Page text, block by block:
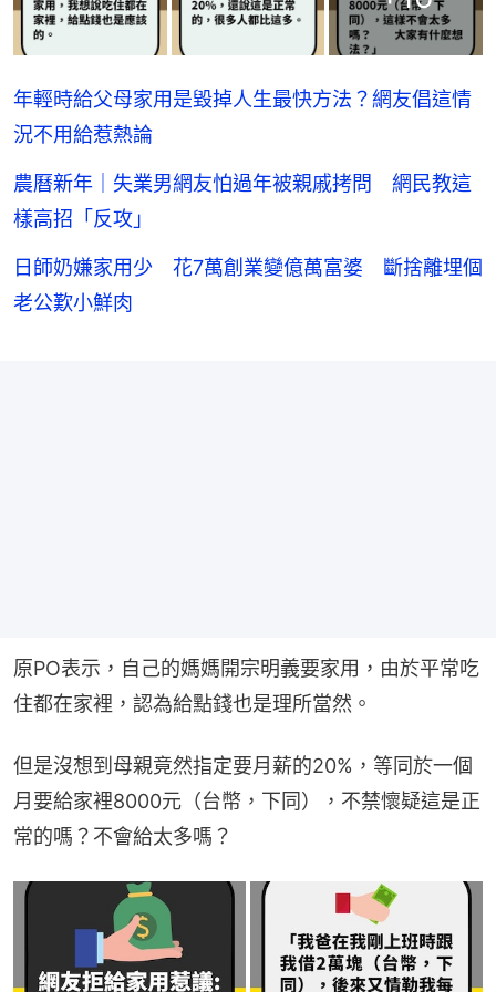
年輕時給父母家用是毀掉人生最快方法？網友倡這情
況不用給惹熱論
農曆新年｜失業男網友怕過年被親戚拷問 網民教這
樣高招「反攻」
日師奶嫌家用少 花7萬創業變億萬富婆 斷捨離埋個
老公歎小鮮肉
原PO表示，自己的媽媽開宗明義要家用，由於平常吃
住都在家裡，認為給點錢也是理所當然。
但是沒想到母親竟然指定要月薪的20%，等同於一個
月要給家裡8000元（台幣，下同），不禁懷疑這是正
常的嗎？不會給太多嗎？